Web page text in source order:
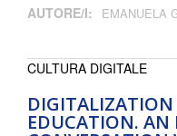
AUTORE/I: EMANUELA
EDUCATION. AN
CULTURA DIGITALE